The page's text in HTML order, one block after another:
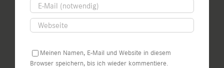
Meinen Namen, E-Mail und Website in diesem
Browser speichern, bis ich wieder kommentiere.